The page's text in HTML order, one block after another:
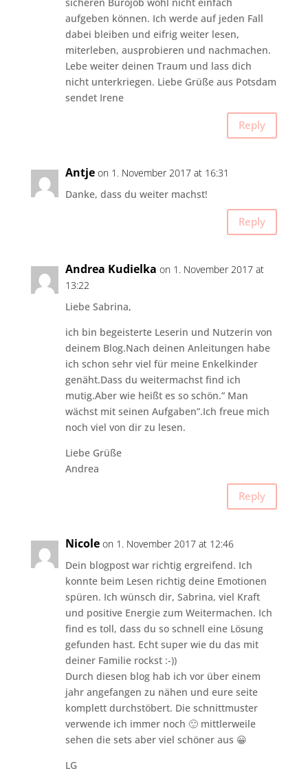
aufgeben können. Ich werde auf jeden Fall
dabei bleiben und eifrig weiter lesen,
miterleben, ausprobieren und nachmachen.
Lebe weiter deinen Traum und lass dich
nicht unterkriegen. Liebe Grüße aus Potsdam
sendet Irene
Reply
Antje on 1. November 2017 at 16:31
Danke, dass du weiter machst!
Reply
Andrea Kudielka on 1. November 2017 at
13:22
Liebe Sabrina,
ich bin begeisterte Leserin und Nutzerin von
deinem Blog.Nach deinen Anleitungen habe
ich schon sehr viel für meine Enkelkinder
genäht.Dass du weitermachst find ich
mutig.Aber wie heißt es so schön.” Man
wächst mit seinen Aufgaben”.Ich freue mich
noch viel von dir zu lesen.
Liebe Grüße
Andrea
Reply
Nicole on 1. November 2017 at 12:46
Dein blogpost war richtig ergreifend. Ich
konnte beim Lesen richtig deine Emotionen
spüren. Ich wünsch dir, Sabrina, viel Kraft
und positive Energie zum Weitermachen. Ich
find es toll, dass du so schnell eine Lösung
gefunden hast. Echt super wie du das mit
deiner Familie rockst :-))
Durch diesen blog hab ich vor über einem
jahr angefangen zu nähen und eure seite
komplett durchstöbert. Die schnittmuster
verwende ich immer noch 🙂 mittlerweile
sehen die sets aber viel schöner aus 😀
LG